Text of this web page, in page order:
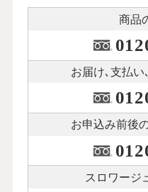
商品
お届け､支払い､
お申込み前後
スロワージ